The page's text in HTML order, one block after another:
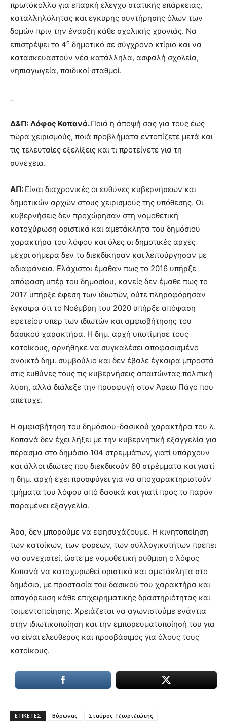
πρωτόκολλο για επαρκή έλεγχο στατικής επάρκειας,
καταλληλόλητας και έγκυρης συντήρησης όλων των
δομών πριν την έναρξη κάθε σχολικής χρονιάς. Να
επιστρέψει το 4ο δημοτικό σε σύγχρονο κτίριο και να
κατασκευαστούν νέα κατάλληλα, ασφαλή σχολεία,
νηπιαγωγεία, παιδικοί σταθμοί.
Δ&Π: Λόφος Κοπανά.Ποιά η άποψή σας για τους έως
τώρα χειρισμούς, ποιά προβλήματα εντοπίζετε μετά και
τις τελευταίες εξελίξεις και τι προτείνετε για τη
συνέχεια.
ΑΠ: Είναι διαχρονικές οι ευθύνες κυβερνήσεων και
δημοτικών αρχών στους χειρισμούς της υπόθεσης. Οι
κυβερνήσεις δεν προχώρησαν στη νομοθετική
κατοχύρωση οριστικά και αμετάκλητα του δημόσιου
χαρακτήρα του λόφου και όλες οι δημοτικές αρχές
μέχρι σήμερα δεν το διεκδίκησαν και λειτούργησαν με
αδιαφάνεια. Ελάχιστοι έμαθαν πως το 2016 υπήρξε
απόφαση υπέρ του δημοσίου, κανείς δεν έμαθε πως το
2017 υπήρξε έφεση των ιδιωτών, ούτε πληροφόρησαν
έγκαιρα ότι το Νοέμβρη του 2020 υπήρξε απόφαση
εφετείου υπέρ των ιδιωτών και αμφισβήτησης του
δασικού χαρακτήρα. Η δημ. αρχή υποτίμησε τους
κατοίκους, αρνήθηκε να συγκαλέσει αποφασισμένο
ανοικτό δημ. συμβούλιο και δεν έβαλε έγκαιρα μπροστά
στις ευθύνες τους τις κυβερνήσεις απαιτώντας πολιτική
λύση, αλλά διάλεξε την προσφυγή στον Άρειο Πάγο που
απέτυχε.
Η αμφισβήτηση του δημόσιου-δασικού χαρακτήρα του λ.
Κοπανά δεν έχει λήξει με την κυβερνητική εξαγγελία για
πέρασμα στο δημόσιο 104 στρεμμάτων, γιατί υπάρχουν
και άλλοι ιδιώτες που διεκδικούν 60 στρέμματα και γιατί
η δημ. αρχή έχει προσφύγει για να αποχαρακτηριστούν
τμήματα του λόφου από δασικά και γιατί προς το παρόν
παραμένει εξαγγελία.
Άρα, δεν μπορούμε να εφησυχάζουμε. Η κινητοποίηση
των κατοίκων, των φορέων, των συλλογικοτήτων πρέπει
να συνεχιστεί, ώστε με νομοθετική ρύθμιση ο λόφος
Κοπανά να κατοχυρωθεί οριστικά και αμετάκλητα στο
δημόσιο, με προστασία του δασικού του χαρακτήρα και
απαγόρευση κάθε επιχειρηματικής δραστηριότητας και
τσιμεντοποίησης. Χρειάζεται να αγωνιστούμε ενάντια
στην ιδιωτικοποίηση και την εμπορευματοποίησή του για
να είναι ελεύθερος και προσβάσιμος για όλους τους
κατοίκους.
ΕΤΙΚΕΤΕΣ Βύρωνας
Σταύρος Τζιορτζιώτης